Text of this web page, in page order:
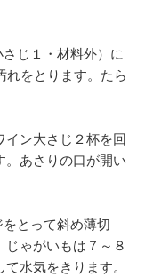
じ１・材料外）に
れをとります。たら
イン大さじ２杯を回
。あさりの口が開い
とって斜め薄切
ゃがいもは７～８
水気をきります。